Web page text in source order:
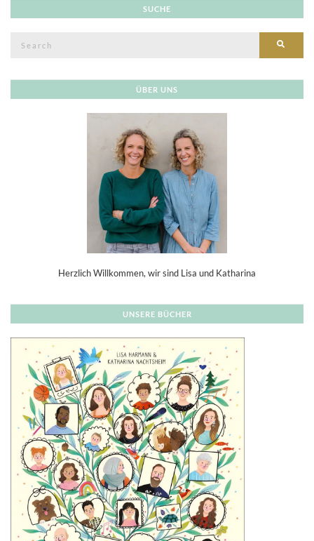
SUCHE
ÜBER UNS
Herzlich Willkommen, wir sind Lisa und Katharina
UNSERE BÜCHER